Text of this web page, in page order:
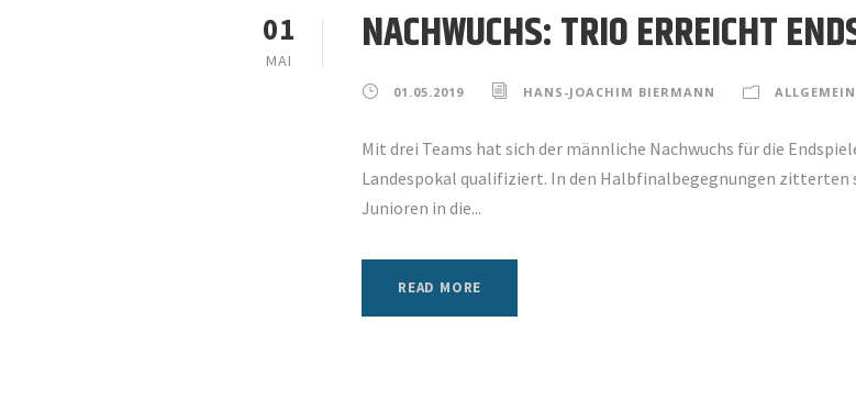
01
MAI NACHWUCHS: TRIO ERREICHT
01.05.2019 HANS-JOACHIM BIERMANN ALLGEMEIN
Mit drei Teams hat sich der männliche Nachwuchs für die
Landespokal qualifiziert. In den Halbfinalbegegnungen zitterten
Junioren in die...
READ MORE